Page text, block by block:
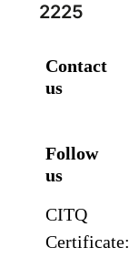
2225
Contact
us
Follow
us
CITQ
Certificate: